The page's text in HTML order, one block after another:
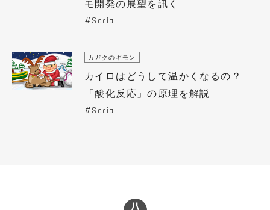
モ開発の展望を訊く
Social
カガクのギモン
カイロはどうして温かくなるの？
「酸化反応」の原理を解説
Social